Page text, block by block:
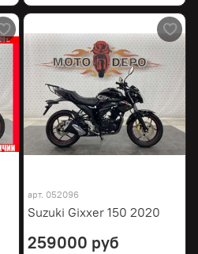
арт. 052096
Suzuki Gixxer 150 2020
259000 руб